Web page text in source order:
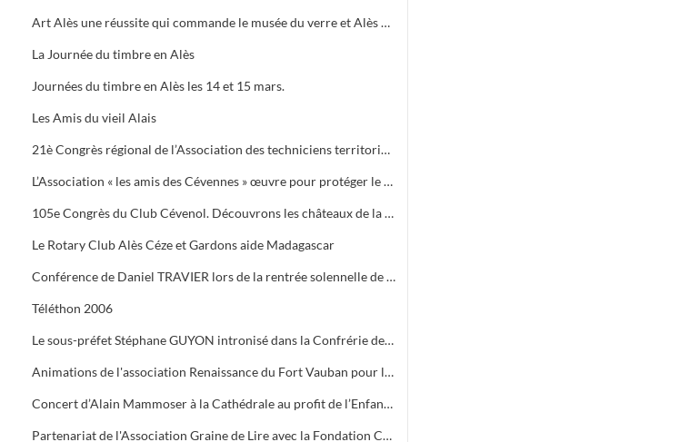
Art Alès une réussite qui commande le musée du verre et Alès capitale des Cévennes, départ du chemin des verriers.
La Journée du timbre en Alès
Journées du timbre en Alès les 14 et 15 mars.
Les Amis du vieil Alais
21è Congrès régional de l’Association des techniciens territoriaux.
L’Association « les amis des Cévennes » œuvre pour protéger le patrimoine cévenol.
105e Congrès du Club Cévenol. Découvrons les châteaux de la Vaunage
Le Rotary Club Alès Céze et Gardons aide Madagascar
Conférence de Daniel TRAVIER lors de la rentrée solennelle de l'Académie Cévenole
Téléthon 2006
Le sous-préfet Stéphane GUYON intronisé dans la Confrérie des Mange Tripes
Animations de l'association Renaissance du Fort Vauban pour le Téléthon
Concert d’Alain Mammoser à la Cathédrale au profit de l’Enfance Inadaptée.
Partenariat de l'Association Graine de Lire avec la Fondation Crédit Mutuel